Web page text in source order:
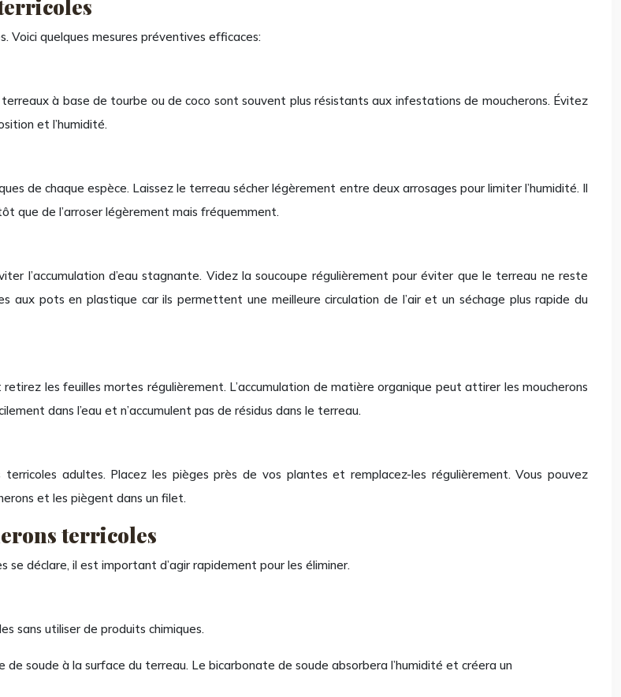
Voici quelques mesures préventives efficaces:
à base de tourbe ou de coco sont souvent plus résistants aux infestations de moucherons. Évitez
et l’humidité.
de chaque espèce. Laissez le terreau sécher légèrement entre deux arrosages pour limiter l’humidité. Il
que de l’arroser légèrement mais fréquemment.
l’accumulation d’eau stagnante. Videz la soucoupe régulièrement pour éviter que le terreau ne reste
pots en plastique car ils permettent une meilleure circulation de l’air et un séchage plus rapide du
les feuilles mortes régulièrement. L’accumulation de matière organique peut attirer les moucherons
dans l’eau et n’accumulent pas de résidus dans le terreau.
adultes. Placez les pièges près de vos plantes et remplacez-les régulièrement. Vous pouvez
et les piègent dans un filet.
terricoles
déclare, il est important d’agir rapidement pour les éliminer.
sans utiliser de produits chimiques.
de soude à la surface du terreau. Le bicarbonate de soude absorbera l’humidité et créera un